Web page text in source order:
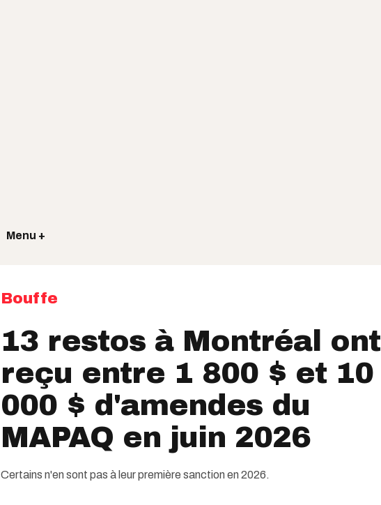
Menu +
Bouffe
13 restos à Montréal ont
reçu entre 1 800 $ et 10
000 $ d'amendes du
MAPAQ en juin 2026
Certains n'en sont pas à leur première sanction en 2026.